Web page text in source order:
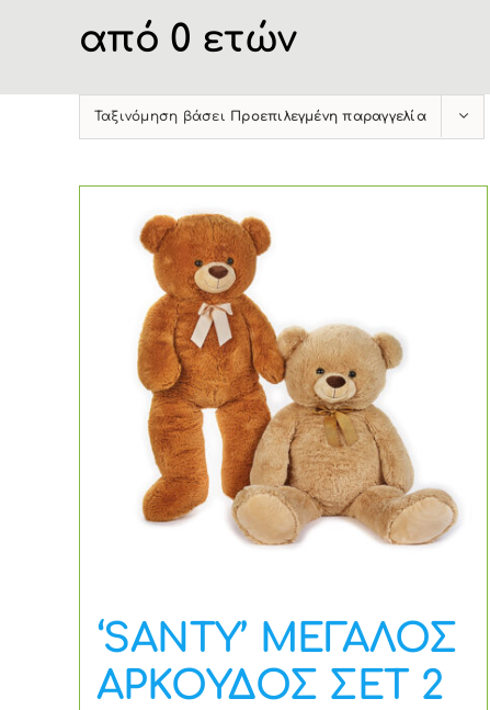
από 0 ετών
Ταξινόμηση βάσει Προεπιλεγμένη παραγγελία
‘SANTY’ ΜΕΓΑΛΟΣ
ΑΡΚΟΥΔΟΣ ΣΕΤ 2